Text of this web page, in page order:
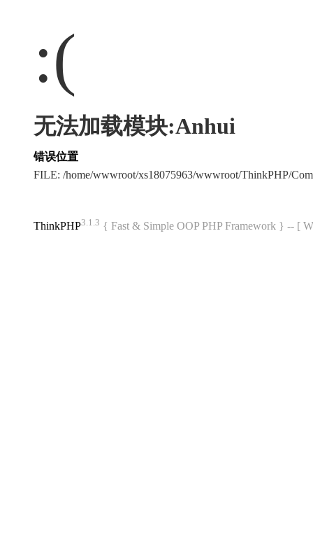
:(
无法加载模块:Anhui
错误位置
FILE: /home/wwwroot/xs18075963/wwwroot/ThinkPHP/
ThinkPHP3.1.3 { Fast & Simple OOP PHP Framework } -- [